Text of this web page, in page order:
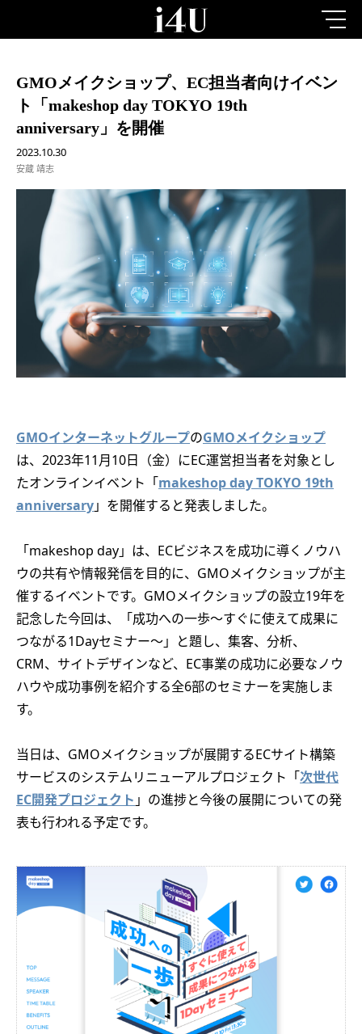
GMOメイクショップ、EC担当者向けイベン
ト「makeshop day TOKYO 19th
anniversary」を開催
2023.10.30
安蔵 靖志
GMOインターネットグループのGMOメイクショップ
は、2023年11月10日（金）にEC運営担当者を対象とし
たオンラインイベント「makeshop day TOKYO 19th
anniversary」を開催すると発表しました。
「makeshop day」は、ECビジネスを成功に導くノウハ
ウの共有や情報発信を目的に、GMOメイクショップが主
催するイベントです。GMOメイクショップの設立19年を
記念した今回は、「成功への一歩～すぐに使えて成果に
つながる1Dayセミナー～」と題し、集客、分析、
CRM、サイトデザインなど、EC事業の成功に必要なノウ
ハウや成功事例を紹介する全6部のセミナーを実施しま
す。
当日は、GMOメイクショップが展開するECサイト構築
サービスのシステムリニューアルプロジェクト「次世代
EC開発プロジェクト 」の進捗と今後の展開についての発
表も行われる予定です。